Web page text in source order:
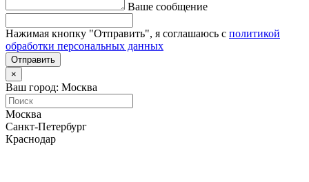
Ваше сообщение
Нажимая кнопку "Отправить", я соглашаюсь с политикой
обработки персональных данных
Отправить
×
Ваш город: Москва
Москва
Санкт-Петербург
Краснодар